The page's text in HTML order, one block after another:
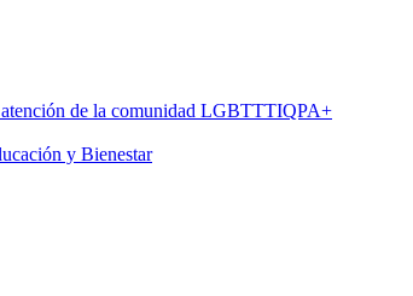
de la comunidad LGBTTTIQPA+
y Bienestar